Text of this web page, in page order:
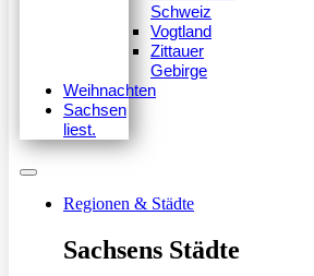
Schweiz
Vogtland
Zittauer
Gebirge
Weihnachten
Sachsen
liest.
Regionen & Städte
Sachsens Städte